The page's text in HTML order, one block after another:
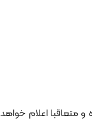
و متعاقبا اعلام خواهد